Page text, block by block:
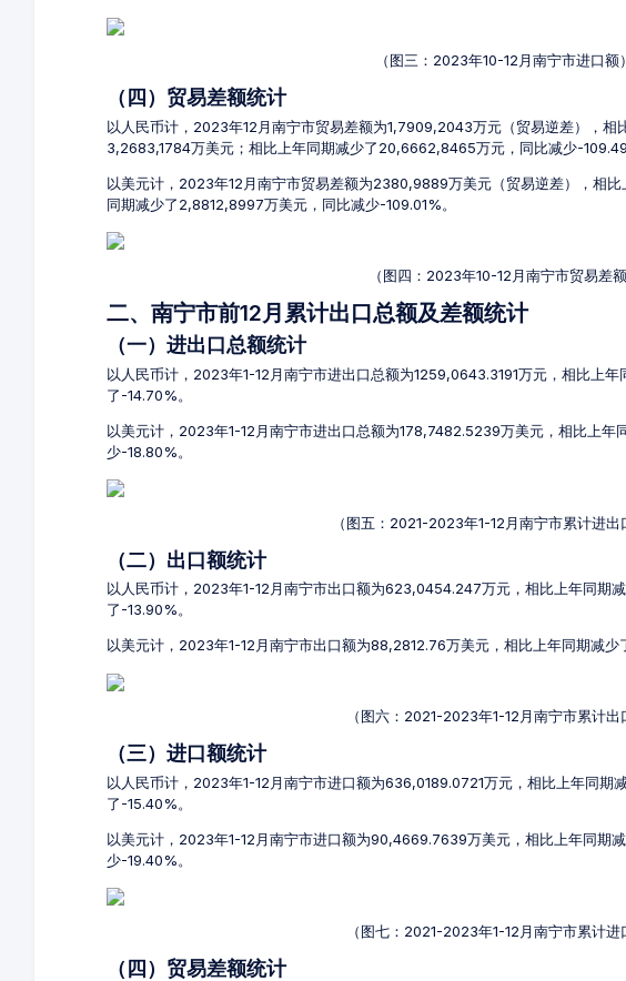
（图三：2023年10-12月南宁市进口额）
（四）贸易差额统计
以人民币计，2023年12月南宁市贸易差额为1,7909,2043万元（贸易逆差），
3,2683,1784万美元；相比上年同期减少了20,6662,8465万元，同比减少-
以美元计，2023年12月南宁市贸易差额为2380,9889万美元（贸易逆差），相
同期减少了2,8812,8997万美元，同比减少-109.01%。
（图四：2023年10-12月南宁市贸易差额
二、南宁市前12月累计出口总额及差额统计
（一）进出口总额统计
以人民币计，2023年1-12月南宁市进出口总额为1259,0643.3191万元，相比上
了-14.70%。
以美元计，2023年1-12月南宁市进出口总额为178,7482.5239万美元，相比上年
少-18.80%。
（图五：2021-2023年1-12月南宁市累计进出
（二）出口额统计
以人民币计，2023年1-12月南宁市出口额为623,0454.247万元，相比上年同期
了-13.90%。
以美元计，2023年1-12月南宁市出口额为88,2812.76万美元，相比上年同期减少
（图六：2021-2023年1-12月南宁市累计出
（三）进口额统计
以人民币计，2023年1-12月南宁市进口额为636,0189.0721万元，相比上年同期
了-15.40%。
以美元计，2023年1-12月南宁市进口额为90,4669.7639万美元，相比上年同期
少-19.40%。
（图七：2021-2023年1-12月南宁市累计进
（四）贸易差额统计